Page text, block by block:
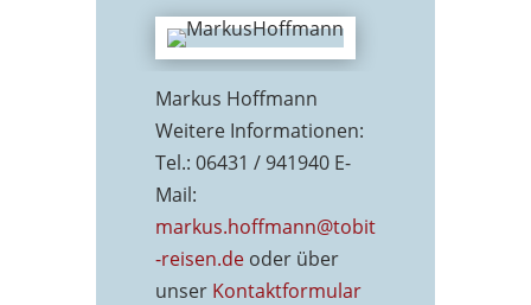
Markus Hoffmann
Weitere Informationen:
Tel.: 06431 / 941940 E-
Mail:
markus.hoffmann@tobit
-reisen.deoder über
unser Kontaktformular